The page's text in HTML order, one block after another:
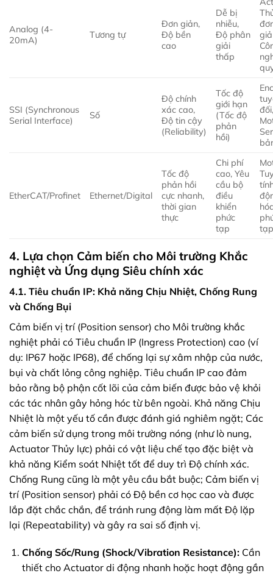
Analog (4-
20mA)
Tương tự
Đơn giản,
Độ bền
cao
Dễ bị
nhiễu,
Độ phân
giải
thấp
SSI (Synchronous
Serial Interface)
Số
Độ chính
xác cao,
Độ tin cậy
(Reliability)
Tốc độ
giới hạn
(Tốc độ
phản
hồi)
EtherCAT/Profinet Ethernet/Digital
Tốc độ
phản hồi
cực nhanh,
thời gian
thực
Chi phí
cao, Yêu
cầu bộ
điều
khiển
phức
tạp
4. Lựa chọn Cảm biến cho Môi trường Khắc
nghiệt và Ứng dụng Siêu chính xác
4.1. Tiêu chuẩn IP: Khả năng Chịu Nhiệt, Chống Rung
và Chống Bụi
Cảm biến vị trí (Position sensor) cho Môi trường khắc
nghiệt phải có Tiêu chuẩn IP (Ingress Protection) cao (ví
dụ: IP67 hoặc IP68), để chống lại sự xâm nhập của nước,
bụi và chất lỏng công nghiệp. Tiêu chuẩn IP cao đảm
bảo rằng bộ phận cốt lõi của cảm biến được bảo vệ khỏi
các tác nhân gây hỏng hóc từ bên ngoài. Khả năng Chịu
Nhiệt là một yếu tố cần được đánh giá nghiêm ngặt; Các
cảm biến sử dụng trong môi trường nóng (như lò nung,
Actuator Thủy lực) phải có vật liệu chế tạo đặc biệt và
khả năng Kiểm soát Nhiệt tốt để duy trì Độ chính xác.
Chống Rung cũng là một yêu cầu bắt buộc; Cảm biến vị
trí (Position sensor) phải có Độ bền cơ học cao và được
lắp đặt chắc chắn, để tránh rung động làm mất Độ lặp
lại (Repeatability) và gây ra sai số định vị.
Chống Sốc/Rung (Shock/Vibration Resistance): Cần
thiết cho Actuator di động nhanh hoặc hoạt động gần